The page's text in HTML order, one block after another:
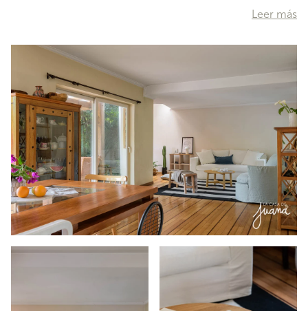
tienela Av. Ossa y hacia el este la Av. Tobalaba, por lo que
se ubica en un sector con excelente conectividad
Egaña, donde tendrás metro, supermercado, cine y
variedad de comercios entre tiendas y restaurantes.
Respecto a la oferta educativa, se encuentra próximo a
losColegios La Salle, Teresiano, Calasanz, Andreé y Rubén
Darío. Desde el instante en que pasas el portón de acceso
y te topas con la fachada, quedarás fascinado por
suestructura de tres pisos,rodeada de naturaleza y con
colores y diseños típicos de
…
Leer más